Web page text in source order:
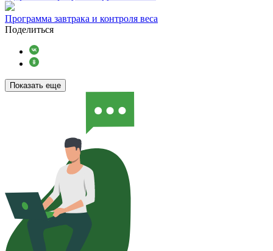
Программа завтрака и контроля веса
Поделиться
Показать еще